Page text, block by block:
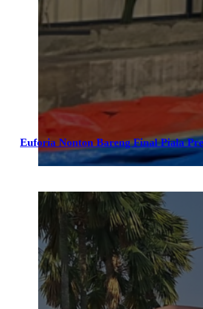
Euforia Nonton Bareng Final Piala